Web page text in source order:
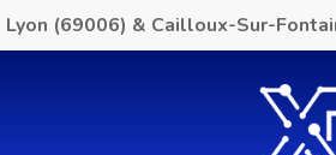
Lyon (69006) & Cailloux-Sur-